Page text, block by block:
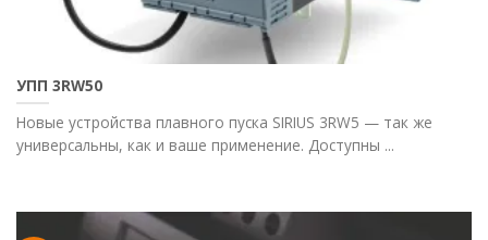
УПП 3RW50
Новые устройства плавного пуска SIRIUS 3RW5 — так же
универсальны, как и ваше применение. Доступны ...